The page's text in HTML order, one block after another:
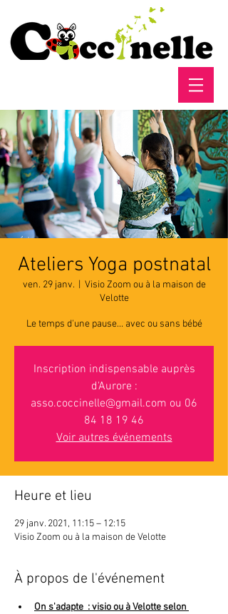
Ateliers Yoga postnatal
ven. 29 janv.
  |
Visio Zoom ou à la maison de
Velotte
Le temps d'une pause... avec ou sans bébé
Inscription indispensable auprès
d'Aurore :
asso.coccinelle@gmail.com ou 06
84 18 19 46
Voir autres événements
Heure et lieu
29 janv. 2021, 11:15 – 12:15
Visio Zoom ou à la maison de Velotte
À propos de l'événement
On s'adapte  : visio ou à Velotte selon